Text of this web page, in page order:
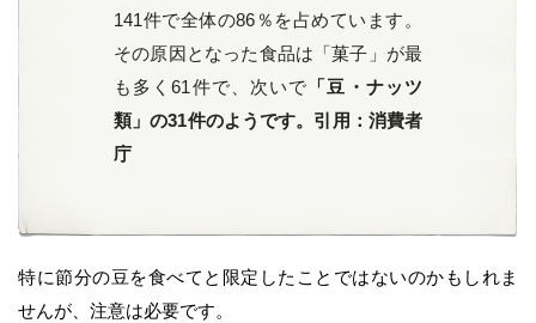
141件で全体の86％を占めています。
その原因となった食品は「菓子」が最
も多く61件で、次いで 「豆・ナッツ
類」の31件のようです。引用：消費者
庁
特に節分の豆を食べてと限定したことではないのかもしれま
せんが、注意は必要です。